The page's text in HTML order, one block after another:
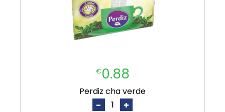
€0.88
perdiz cha verde
- +